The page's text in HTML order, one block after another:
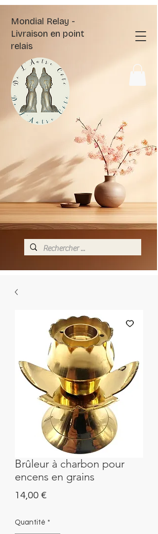
Mondial Relay -
Livraison en point
relais
Brûleur à charbon pour
encens en grains
14,00 €Prix
Quantité *